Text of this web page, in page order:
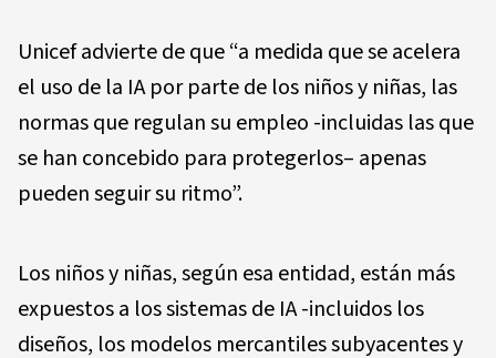
Unicef advierte de que “a medida que se acelera
el uso de la IA por parte de los niños y niñas, las
normas que regulan su empleo -incluidas las que
se han concebido para protegerlos– apenas
pueden seguir su ritmo”.
Los niños y niñas, según esa entidad, están más
expuestos a los sistemas de IA -incluidos los
diseños, los modelos mercantiles subyacentes y